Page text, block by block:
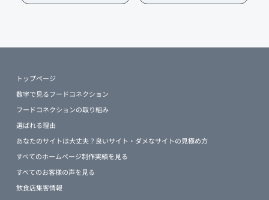
トップページ
数字で見るフードコネクション
フードコネクションの取り組み
選ばれる理由
あなたのサイトは大丈夫？良いサイト・ダメなサイトの見極め方
すべてのホームページ制作実績を見る
すべてのお客様の声を見る
飲食店集客情報